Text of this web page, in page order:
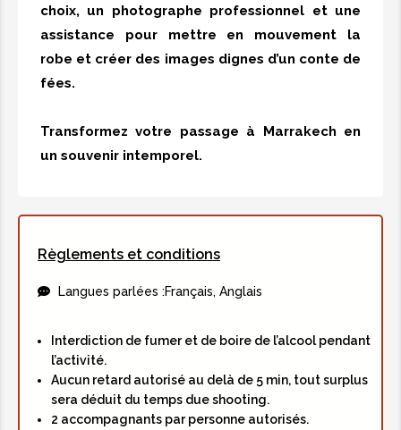
TRANSFERT A/R À AGAFAY
Van 7 places
choix, un photographe professionnel et une
assistance pour mettre en mouvement la
robe et créer des images dignes d’un conte de
fées.
Transformez votre passage à Marrakech en
un souvenir intemporel.
Règlements et conditions
Langues parlées :Français, Anglais
Interdiction de fumer et de boire de l’alcool pendant
l’activité.
Aucun retard autorisé au delà de 5 min, tout surplus
sera déduit du temps due shooting.
2 accompagnants par personne autorisés.